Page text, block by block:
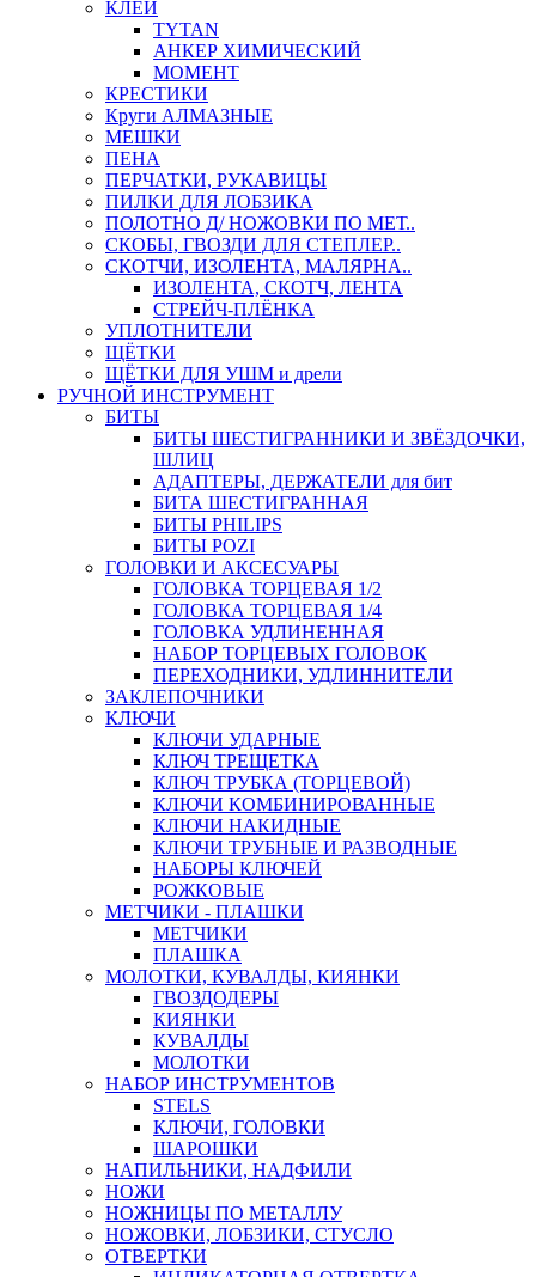
КЛЕЙ
TYTAN
АНКЕР ХИМИЧЕСКИЙ
МОМЕНТ
КРЕСТИКИ
Круги АЛМАЗНЫЕ
МЕШКИ
ПЕНА
ПЕРЧАТКИ, РУКАВИЦЫ
ПИЛКИ ДЛЯ ЛОБЗИКА
ПОЛОТНО Д/ НОЖОВКИ ПО МЕТ..
СКОБЫ, ГВОЗДИ ДЛЯ СТЕПЛЕР..
СКОТЧИ, ИЗОЛЕНТА, МАЛЯРНА..
ИЗОЛЕНТА, СКОТЧ, ЛЕНТА
СТРЕЙЧ-ПЛЁНКА
УПЛОТНИТЕЛИ
ЩЁТКИ
ЩЁТКИ ДЛЯ УШМ и дрели
РУЧНОЙ ИНСТРУМЕНТ
БИТЫ
БИТЫ ШЕСТИГРАННИКИ И ЗВЁЗДОЧКИ,
ШЛИЦ
АДАПТЕРЫ, ДЕРЖАТЕЛИ для бит
БИТА ШЕСТИГРАННАЯ
БИТЫ PHILIPS
БИТЫ POZI
ГОЛОВКИ И АКСЕСУАРЫ
ГОЛОВКА ТОРЦЕВАЯ 1/2
ГОЛОВКА ТОРЦЕВАЯ 1/4
ГОЛОВКА УДЛИНЕННАЯ
НАБОР ТОРЦЕВЫХ ГОЛОВОК
ПЕРЕХОДНИКИ, УДЛИННИТЕЛИ
ЗАКЛЕПОЧНИКИ
КЛЮЧИ
КЛЮЧИ УДАРНЫЕ
КЛЮЧ ТРЕЩЕТКА
КЛЮЧ ТРУБКА (ТОРЦЕВОЙ)
КЛЮЧИ КОМБИНИРОВАННЫЕ
КЛЮЧИ НАКИДНЫЕ
КЛЮЧИ ТРУБНЫЕ И РАЗВОДНЫЕ
НАБОРЫ КЛЮЧЕЙ
РОЖКОВЫЕ
МЕТЧИКИ - ПЛАШКИ
МЕТЧИКИ
ПЛАШКА
МОЛОТКИ, КУВАЛДЫ, КИЯНКИ
ГВОЗДОДЕРЫ
КИЯНКИ
КУВАЛДЫ
МОЛОТКИ
НАБОР ИНСТРУМЕНТОВ
STELS
КЛЮЧИ, ГОЛОВКИ
ШАРОШКИ
НАПИЛЬНИКИ, НАДФИЛИ
НОЖИ
НОЖНИЦЫ ПО МЕТАЛЛУ
НОЖОВКИ, ЛОБЗИКИ, СТУСЛО
ОТВЕРТКИ